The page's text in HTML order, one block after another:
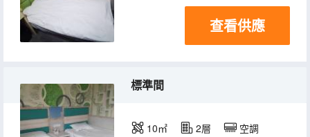
查看供應
標準間
10㎡ 2層 空調